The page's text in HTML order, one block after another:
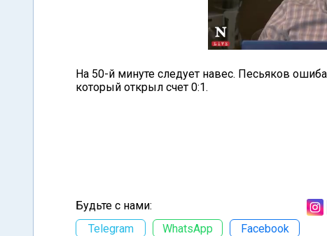
На 50-й минуте следует навес. Песьяков
который открыл счет 0:1.
Будьте с нами:
Telegram
WhatsApp Facebook